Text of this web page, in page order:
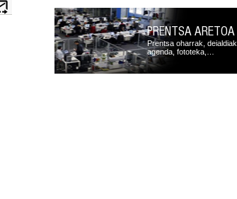
PRENTSA ARETOA
Prentsa oharrak, deialdiak,
agenda, fototeka,…